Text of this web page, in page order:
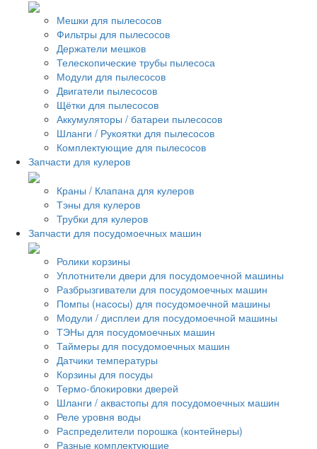
Мешки для пылесосов
Фильтры для пылесосов
Держатели мешков
Телескопические трубы пылесоса
Модули для пылесосов
Двигатели пылесосов
Щётки для пылесосов
Аккумуляторы / батареи пылесосов
Шланги / Рукоятки для пылесосов
Комплектующие для пылесосов
Запчасти для кулеров
Краны / Клапана для кулеров
Тэны для кулеров
Трубки для кулеров
Запчасти для посудомоечных машин
Ролики корзины
Уплотнители двери для посудомоечной машины
Разбрызгиватели для посудомоечных машин
Помпы (насосы) для посудомоечной машины
Модули / дисплеи для посудомоечной машины
ТЭНы для посудомоечных машин
Таймеры для посудомоечных машин
Датчики температуры
Корзины для посуды
Термо-блокировки дверей
Шланги / аквастопы для посудомоечных машин
Реле уровня воды
Распределители порошка (контейнеры)
Разные комплектующие